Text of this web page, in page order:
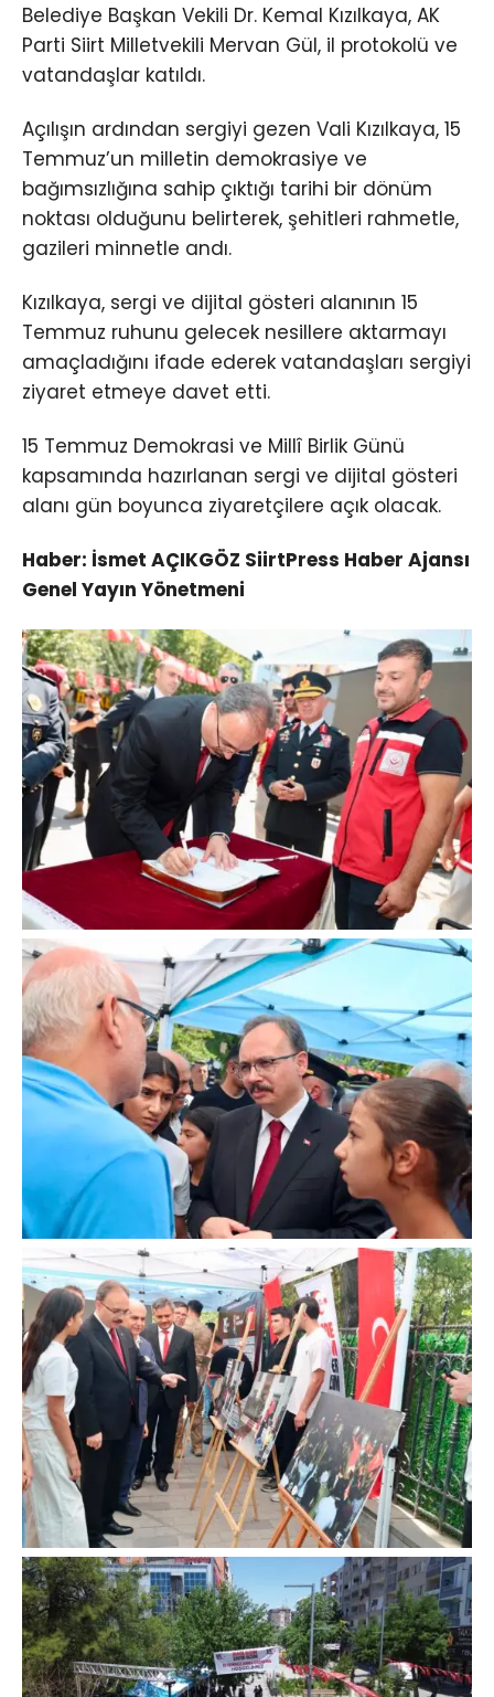
Belediye Başkan Vekili Dr. Kemal Kızılkaya, AK
Parti Siirt Milletvekili Mervan Gül, il protokolü ve
vatandaşlar katıldı.
Açılışın ardından sergiyi gezen Vali Kızılkaya, 15
Temmuz’un milletin demokrasiye ve
bağımsızlığına sahip çıktığı tarihi bir dönüm
noktası olduğunu belirterek, şehitleri rahmetle,
gazileri minnetle andı.
Kızılkaya, sergi ve dijital gösteri alanının 15
Temmuz ruhunu gelecek nesillere aktarmayı
amaçladığını ifade ederek vatandaşları sergiyi
ziyaret etmeye davet etti.
15 Temmuz Demokrasi ve Millî Birlik Günü
kapsamında hazırlanan sergi ve dijital gösteri
alanı gün boyunca ziyaretçilere açık olacak.
Haber: İsmet AÇIKGÖZ SiirtPress Haber Ajansı
Genel Yayın Yönetmeni